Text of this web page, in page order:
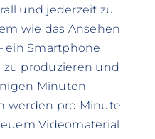
und jederzeit zu
wie das Ansehen
ein Smartphone
produzieren und
Minuten
werden pro Minute
Videomaterial